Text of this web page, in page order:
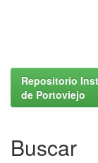
Repositorio
de Portoviejo
Buscar